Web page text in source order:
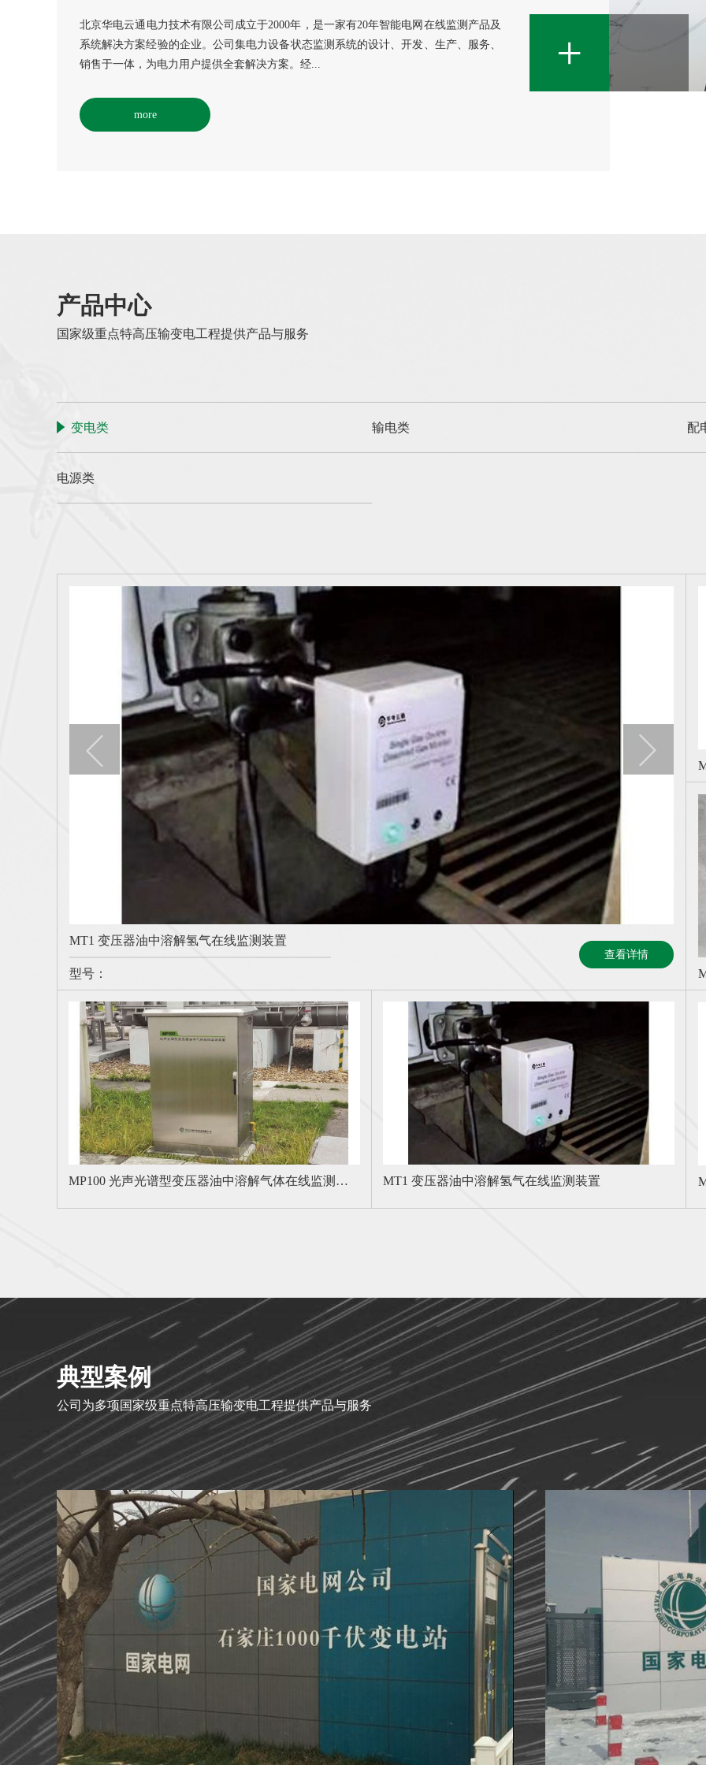
北京华电云通电力技术有限公司成立于2000年，是一家有20年智能电网在线监测产品及
系统解决方案经验的企业。公司集电力设备状态监测系统的设计、开发、生产、服务、
销售于一体，为电力用户提供全套解决方案。经...
more
+
产品中心
国家级重点特高压输变电工程提供产品与服务
变电类 输电类 配
电源类
MT6000 变压器油中溶解气体在线监测装置
型号：
查看详情
型号
MP100 光声光谱型变压器油中溶解气体在线监测装置 MT1 变压器油中溶解氢气在线监测装置
MCA5000 碳纤维导线无损检测装置
型号：
查看详情
型号
MCA4000 电缆局部放电在线监测装置 MCA5000 碳纤维导线无损检测装置
MT-100T 输电网故障行波定位系统
型号：
查看详情
型号
MT-100T 输电网故障行波定位系统
智慧电厂
型号：
查看详情
型号
典型案例
公司为多项国家级重点特高压输变电工程提供产品与服务